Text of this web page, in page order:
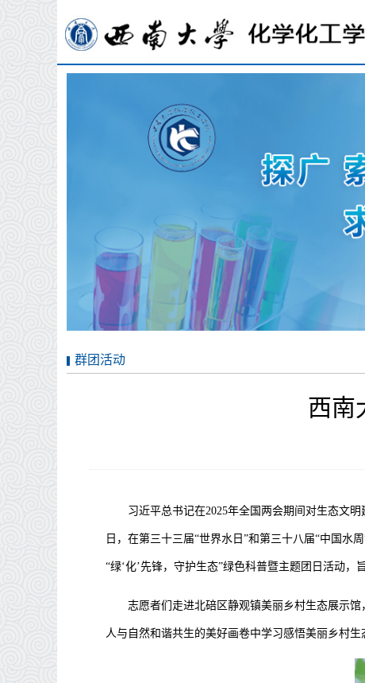
群团活动
西南
习近平总书记在2025年全国两会期间对生态文明
日，在第三十三届“世界水日”和第三十八届“中国水周
“绿‘化’先锋，守护生态”绿色科普暨主题团日活动，
志愿者们走进北碚区静观镇美丽乡村生态展示
人与自然和谐共生的美好画卷中学习感悟美丽乡村生